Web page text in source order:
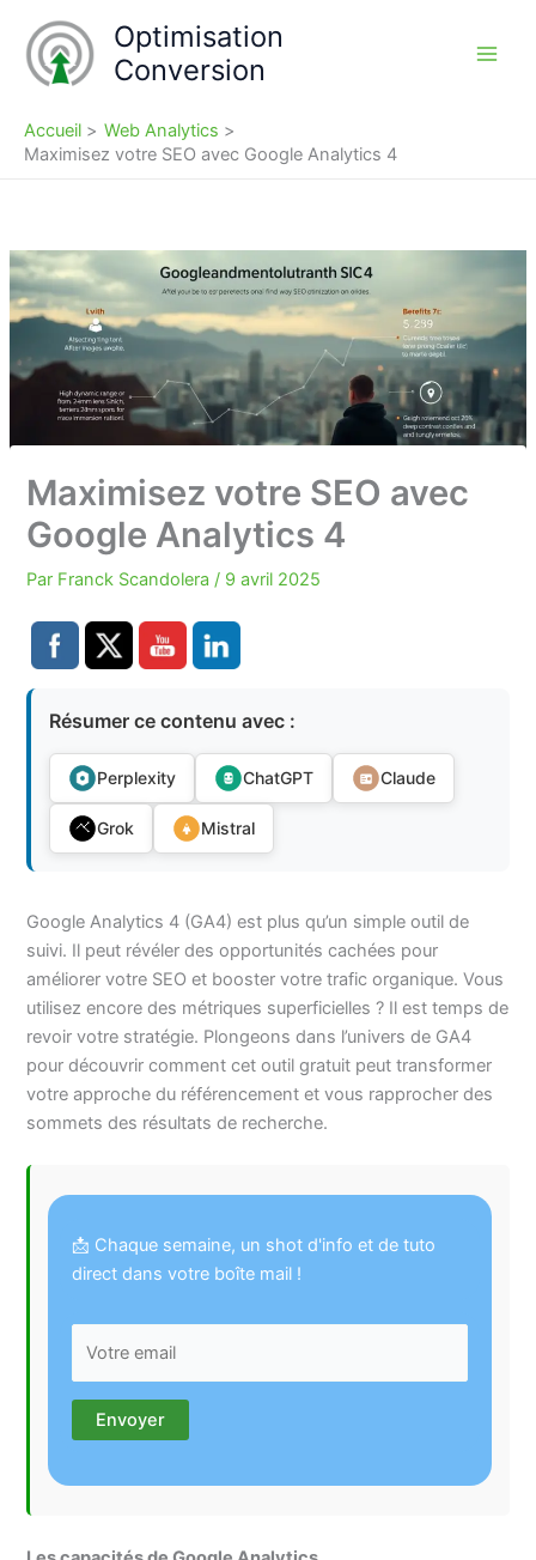
contenu
Optimisation
Conversion
Accueil
Web Analytics
Maximisez votre SEO avec Google Analytics 4
Maximisez votre SEO avec
Google Analytics 4
Par Franck Scandolera / 9 avril 2025
Résumer ce contenu avec :
Perplexity ChatGPT Claude
Grok Mistral
Google Analytics 4 (GA4) est plus qu’un simple outil de
suivi. Il peut révéler des opportunités cachées pour
améliorer votre SEO et booster votre trafic organique. Vous
utilisez encore des métriques superficielles ? Il est temps de
revoir votre stratégie. Plongeons dans l’univers de GA4
pour découvrir comment cet outil gratuit peut transformer
votre approche du référencement et vous rapprocher des
sommets des résultats de recherche.
📩 Chaque semaine, un shot d'info et de tuto
direct dans votre boîte mail !